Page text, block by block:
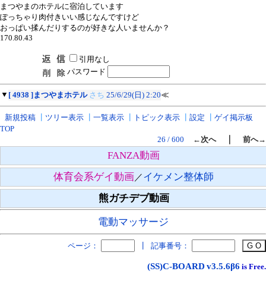
まつやまのホテルに宿泊しています
ぽっちゃり肉付きいい感じなんですけど
おっぱい揉んだりするのが好きな人いませんか？
170.80.43
引用なし
パスワード
▼ [ 4938 ]まつやまホテル さち 25/6/29(日) 2:20≪
新規投稿 ツリー表示 一覧表示 トピック表示 設定
ゲイ掲示板
TOP
26 / 600
←次へ｜ 前へ→
FANZA動画
体育会系ゲイ動画／イケメン整体師
熊ガチデブ動画
電動マッサージ
ページ： 記事番号：
(SS)C-BOARD v3.5.6β6 is Free.